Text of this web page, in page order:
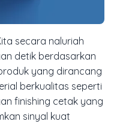
secara naluriah
detik berdasarkan
yang dirancang
berkualitas seperti
finishing cetak yang
sinyal kuat